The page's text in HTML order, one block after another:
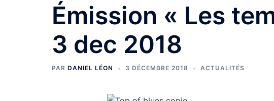
Émission « Les
3 dec 2018
PAR DANIEL LÉON 3 DÉCEMBRE 2018 ACTUALITÉS